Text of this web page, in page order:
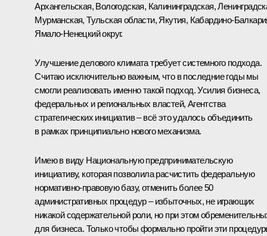
Архангельская, Вологодская, Калининградская,
Мурманская, Тульская области, Якутия, Кабардино-
Ямало-Ненецкий округ.
Улучшение делового климата требует системного подхода.
Считаю исключительно важным, что в последние годы мы
смогли реализовать именно такой подход. Усилия бизнеса,
федеральных и региональных властей, Агентства
стратегических инициатив – всё это удалось объединить
в рамках принципиально нового механизма.
Имею в виду Национальную предпринимательскую
инициативу, которая позволила расчистить федеральную
нормативно-правовую базу, отменить более 50
административных процедур – избыточных, не играющих
никакой содержательной роли, но при этом
для бизнеса. Только чтобы формально пройти эти